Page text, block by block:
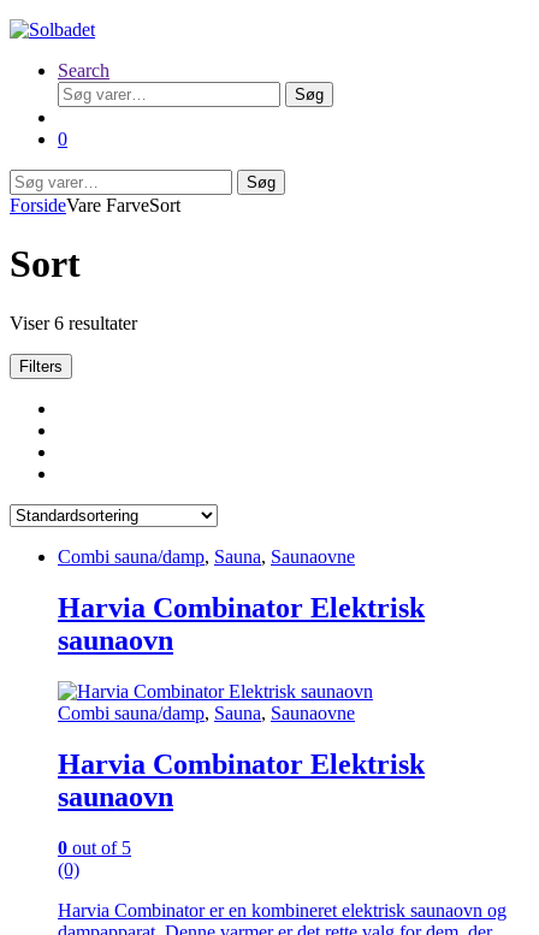
Search
Søg
efter:
Søg
0
Søg
efter:
Søg
ForsideVare FarveSort
Sort
Viser 6 resultater
Filters
Combi sauna/damp, Sauna, Saunaovne
Harvia Combinator Elektrisk
saunaovn
Combi sauna/damp, Sauna, Saunaovne
Harvia Combinator Elektrisk
saunaovn
0 out of 5
(0)
Harvia Combinator er en kombineret elektrisk saunaovn og